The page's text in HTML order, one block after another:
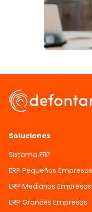
Soluciones
Sistema ERP
ERP Pequeñas Empresas
ERP Medianas Empresas
ERP Grandes Empresas